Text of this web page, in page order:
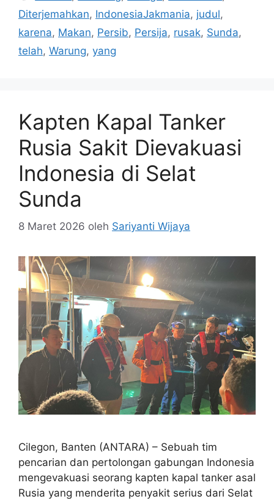
Diterjemahkan, IndonesiaJakmania, judul,
karena, Makan, Persib, Persija, rusak, Sunda,
telah, Warung, yang
Kapten Kapal Tanker
Rusia Sakit Dievakuasi
Indonesia di Selat
Sunda
8 Maret 2026 oleh Sariyanti Wijaya
Cilegon, Banten (ANTARA) – Sebuah tim
pencarian dan pertolongan gabungan Indonesia
mengevakuasi seorang kapten kapal tanker asal
Rusia yang menderita penyakit serius dari Selat